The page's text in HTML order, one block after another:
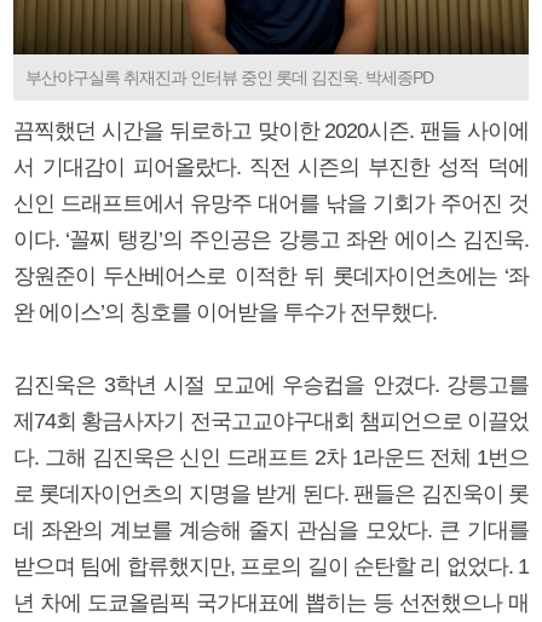
부산야구실록 취재진과 인터뷰 중인 롯데 김진욱. 박세종PD
끔찍했던 시간을 뒤로하고 맞이한 2020시즌. 팬들 사이에
서 기대감이 피어올랐다. 직전 시즌의 부진한 성적 덕에
신인 드래프트에서 유망주 대어를 낚을 기회가 주어진 것
이다. ‘꼴찌 탱킹’의 주인공은 강릉고 좌완 에이스 김진욱.
장원준이 두산베어스로 이적한 뒤 롯데자이언츠에는 ‘좌
완 에이스’의 칭호를 이어받을 투수가 전무했다.
김진욱은 3학년 시절 모교에 우승컵을 안겼다. 강릉고를
제74회 황금사자기 전국고교야구대회 챔피언으로 이끌었
다. 그해 김진욱은 신인 드래프트 2차 1라운드 전체 1번으
로 롯데자이언츠의 지명을 받게 된다. 팬들은 김진욱이 롯
데 좌완의 계보를 계승해 줄지 관심을 모았다. 큰 기대를
받으며 팀에 합류했지만, 프로의 길이 순탄할 리 없었다. 1
년 차에 도쿄올림픽 국가대표에 뽑히는 등 선전했으나 매